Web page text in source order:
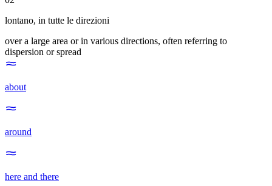
lontano, in tutte le direzioni
over a large area or in various directions, often referring to
dispersion or spread
about
around
here and there